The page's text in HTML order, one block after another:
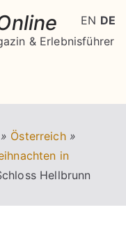
& Erlebnisführer
» Österreich »
in
Hellbrunn
EN DE